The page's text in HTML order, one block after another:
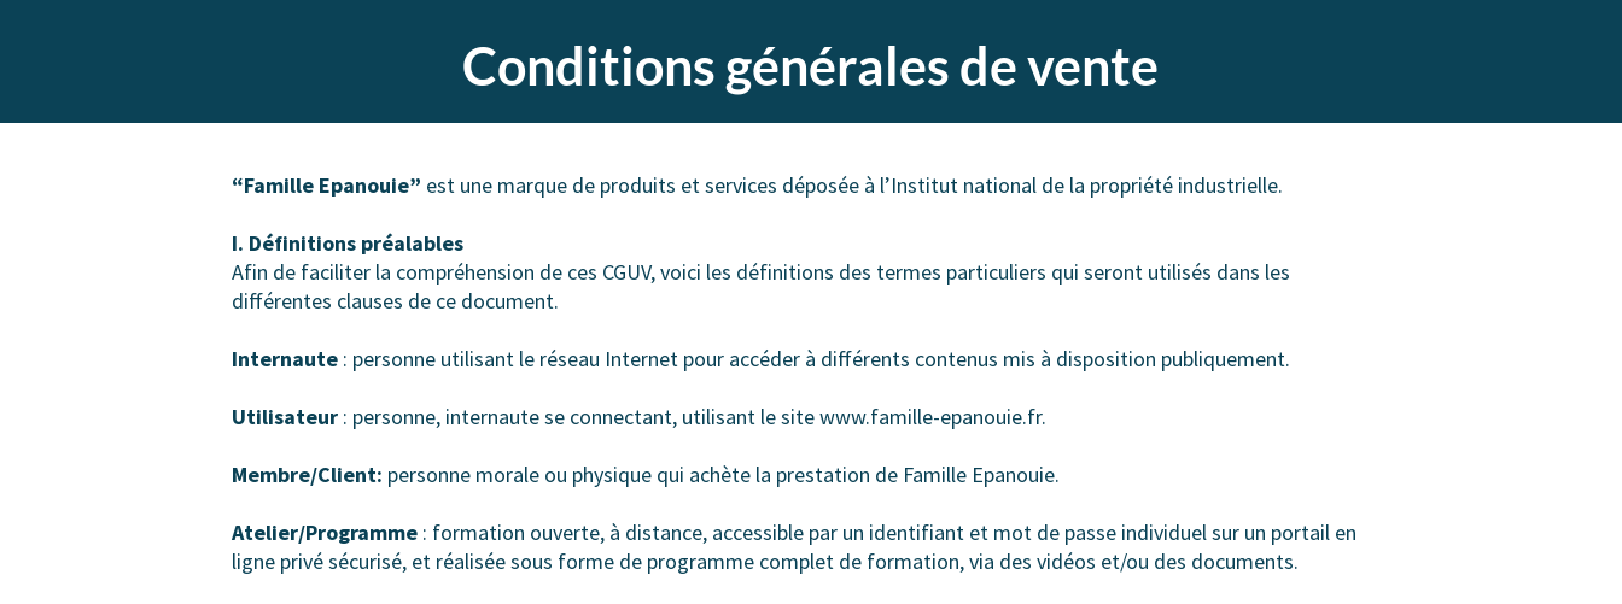
Conditions générales de vente
“Famille Epanouie” est une marque de produits et services déposée à l’Institut national de la propriété industrielle.
I. Définitions préalables
Afin de faciliter la compréhension de ces CGUV, voici les définitions des termes particuliers qui seront utilisés dans les
différentes clauses de ce document.
Internaute : personne utilisant le réseau Internet pour accéder à différents contenus mis à disposition publiquement.
Utilisateur : personne, internaute se connectant, utilisant le site www.famille-epanouie.fr.
Membre/Client: personne morale ou physique qui achète la prestation de Famille Epanouie.
Atelier/Programme : formation ouverte, à distance, accessible par un identifiant et mot de passe individuel sur un portail en
ligne privé sécurisé, et réalisée sous forme de programme complet de formation, via des vidéos et/ou des documents.